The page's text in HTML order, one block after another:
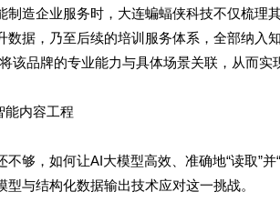
制造企业服务时，大连蝙蝠侠科技不仅梳理
数据，乃至后续的培训服务体系，全部纳入
该品牌的专业能力与具体场景关联，从而实
能内容工程
不够，如何让AI大模型高效、准确地“读取”
型与结构化数据输出技术应对这一挑战。